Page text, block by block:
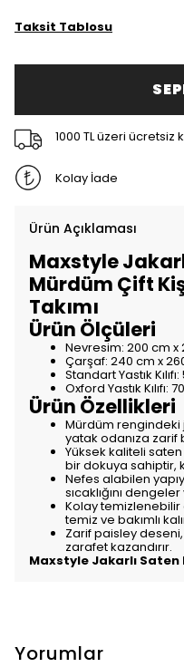
Taksit Tablosu
1000 TL üzeri ücretsiz
Kolay İade
Ürün Açıklaması
Maxstyle
Mürdüm Çift
Takımı
Ürün Ölçüleri
Nevresim: 200 cm x
Çarşaf: 240 cm x
Standart Yastık
Oxford Yastık
Ürün Özellikleri
Mürdüm rengindeki
yatak odanıza zarif
Yüksek kaliteli
bir dokuya sahiptir,
Nefes alabilen
sıcaklığını
Kolay
temiz ve bakımlı
Zarif paisley deseni,
zarafet kazandırır.
Maxstyle Jakarlı
Yorumlar